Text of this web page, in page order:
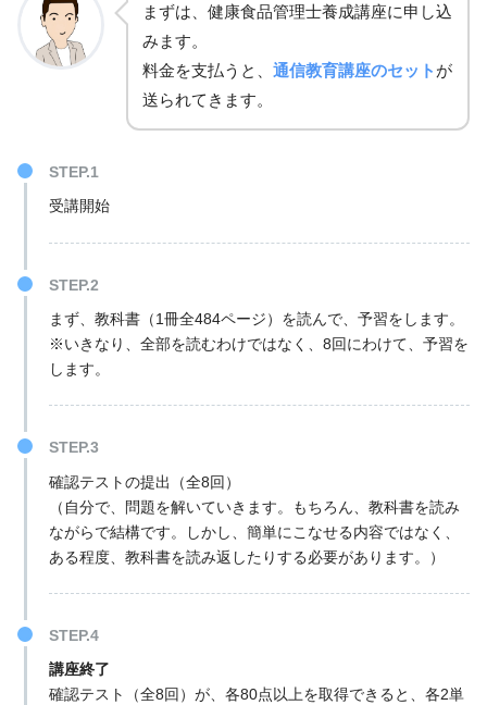
まずは、健康食品管理士養成講座に申し込
みます。
料金を支払うと、 通信教育講座のセット が
送られてきます。
STEP.1
受講開始
STEP.2
まず、教科書（1冊全484ページ）を読んで、予習をします。
※いきなり、全部を読むわけではなく、8回にわけて、予習を
します。
STEP.3
確認テストの提出（全8回）
（自分で、問題を解いていきます。もちろん、教科書を読み
ながらで結構です。しかし、簡単にこなせる内容ではなく、
ある程度、教科書を読み返したりする必要があります。）
STEP.4
講座終了
確認テスト（全8回）が、各80点以上を取得できると、各2単